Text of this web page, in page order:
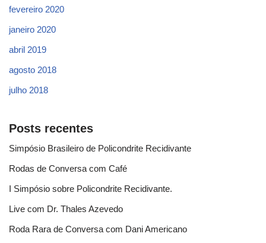
fevereiro 2020
janeiro 2020
abril 2019
agosto 2018
julho 2018
Posts recentes
Simpósio Brasileiro de Policondrite Recidivante
Rodas de Conversa com Café
I Simpósio sobre Policondrite Recidivante.
Live com Dr. Thales Azevedo
Roda Rara de Conversa com Dani Americano